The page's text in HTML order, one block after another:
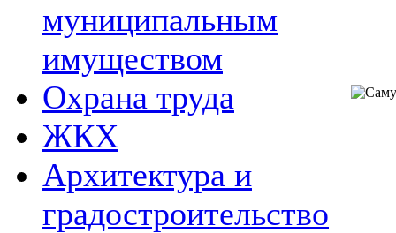
муниципальным
имуществом
Охрана труда
ЖКХ
Архитектура и
градостроительство